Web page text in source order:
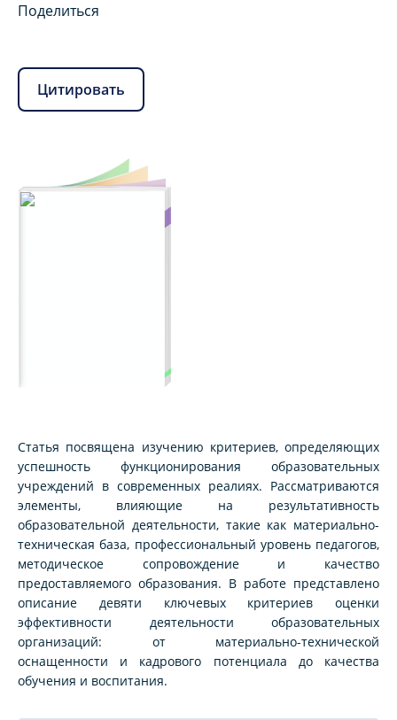
Поделиться
Цитировать
Статья посвящена изучению критериев, определяющих
успешность функционирования образовательных
учреждений в современных реалиях. Рассматриваются
элементы, влияющие на результативность
образовательной деятельности, такие как материально-
техническая база, профессиональный уровень педагогов,
методическое сопровождение и качество
предоставляемого образования. В работе представлено
описание девяти ключевых критериев оценки
эффективности деятельности образовательных
организаций: от материально-технической
оснащенности и кадрового потенциала до качества
обучения и воспитания.